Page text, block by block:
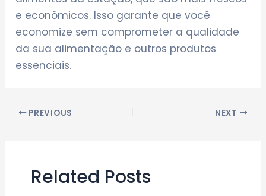
e econômicos. Isso garante que você
economize sem comprometer a qualidade
da sua alimentação e outros produtos
essenciais.
PostPREVIOUS NEXT
Related Posts